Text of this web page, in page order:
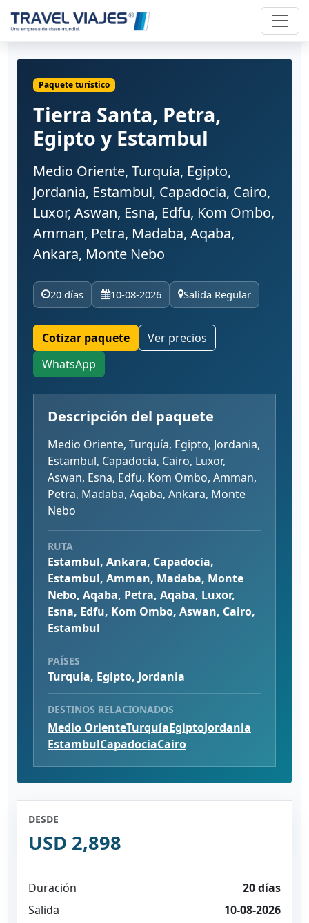
Paquete turístico
Tierra Santa, Petra,
Egipto y Estambul
Medio Oriente, Turquía, Egipto,
Jordania, Estambul, Capadocia, Cairo,
Luxor, Aswan, Esna, Edfu, Kom Ombo,
Amman, Petra, Madaba, Aqaba,
Ankara, Monte Nebo
20 días 10-08-2026 Salida Regular
Cotizar paquete
Ver precios
WhatsApp
Descripción del paquete
Medio Oriente, Turquía, Egipto, Jordania,
Estambul, Capadocia, Cairo, Luxor,
Aswan, Esna, Edfu, Kom Ombo, Amman,
Petra, Madaba, Aqaba, Ankara, Monte
Nebo
RUTA
Estambul, Ankara, Capadocia,
Estambul, Amman, Madaba, Monte
Nebo, Aqaba, Petra, Aqaba, Luxor,
Esna, Edfu, Kom Ombo, Aswan, Cairo,
Estambul
PAÍSES
Turquía, Egipto, Jordania
DESTINOS RELACIONADOS
Medio OrienteTurquíaEgiptoJordania
EstambulCapadociaCairo
DESDE
USD 2,898
Duración
20 días
Salida
10-08-2026